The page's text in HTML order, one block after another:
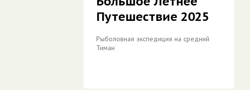
Путешествие 2025
Рыболовная экспедиция на средний
Тиман